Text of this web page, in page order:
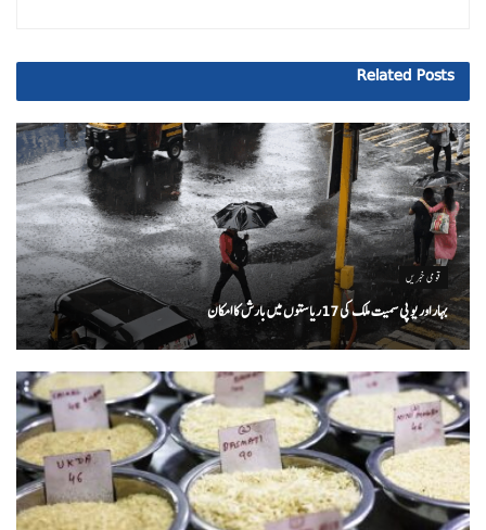
Related Posts
قومی خبریں
بہار اور یو پی سمیت ملک کی 17ریاستوں میں بارش کا امکان